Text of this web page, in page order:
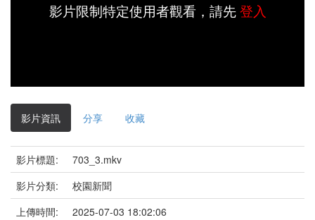
影片限制特定使用者觀看，請先登入
影片資訊 分享 收藏
影片標題:
703_3.mkv
影片分類:
校園新聞
上傳時間:
2025-07-03 18:02:06